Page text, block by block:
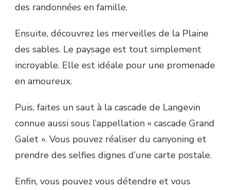
des randonnées en famille.
Ensuite, découvrez les merveilles de la Plaine
des sables. Le paysage est tout simplement
incroyable. Elle est idéale pour une promenade
en amoureux.
Puis, faites un saut à la cascade de Langevin
connue aussi sous l’appellation « cascade Grand
Galet ». Vous pouvez réaliser du canyoning et
prendre des selfies dignes d’une carte postale.
Enfin, vous pouvez vous détendre et vous